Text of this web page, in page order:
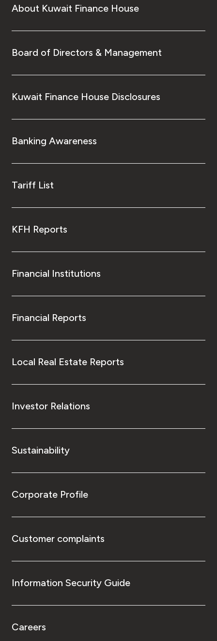
About Kuwait Finance House
Board of Directors & Management
Kuwait Finance House Disclosures
Banking Awareness
Tariff List
KFH Reports
Financial Institutions
Financial Reports
Local Real Estate Reports
Investor Relations
Sustainability
Corporate Profile
Customer complaints
Information Security Guide
Careers